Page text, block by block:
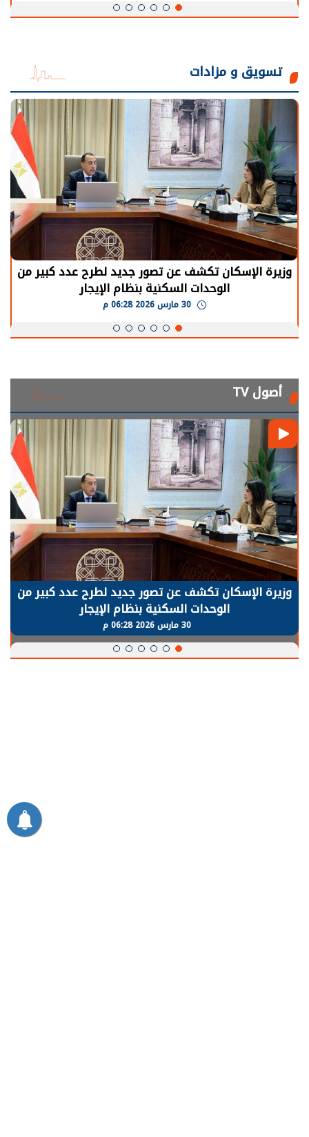
تسويق و مزادات
وزيرة الإسكان تكشف عن تصور جديد لطرح عدد كبير من
الوحدات السكنية بنظام الإيجار
أصول TV
وزيرة الإسكان تكشف عن تصور جديد لطرح عدد كبير من
الوحدات السكنية بنظام الإيجار